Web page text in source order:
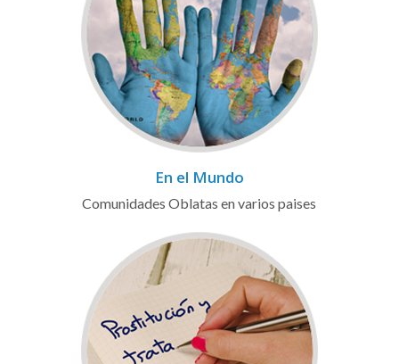
En el Mundo
Comunidades Oblatas en varios paises